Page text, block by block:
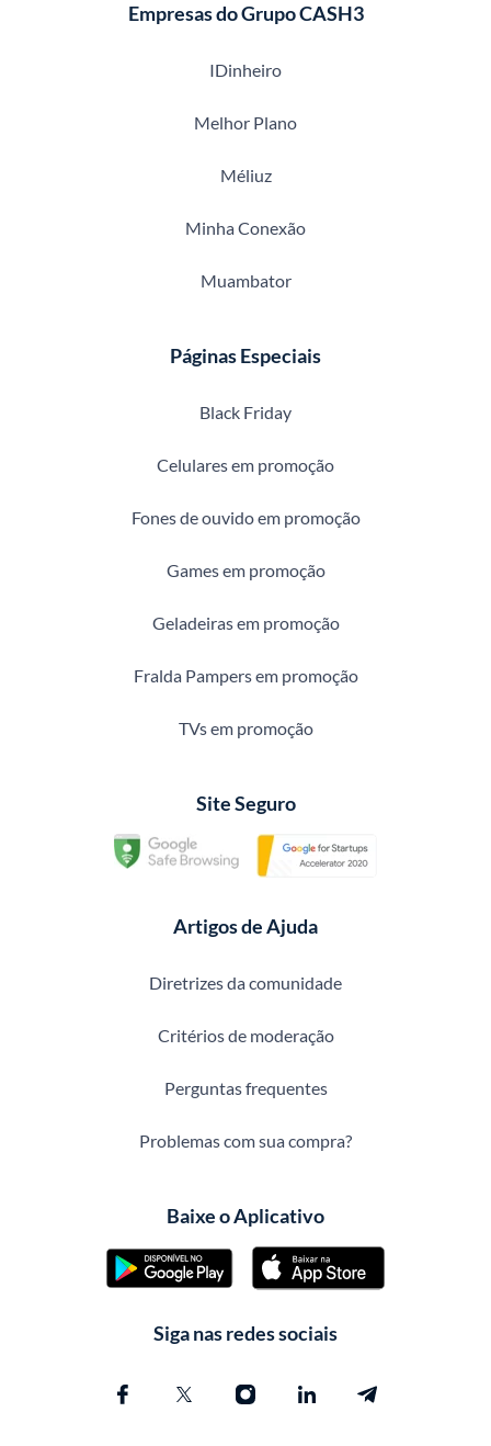
Empresas do Grupo CASH3
IDinheiro
Melhor Plano
Méliuz
Minha Conexão
Muambator
Páginas Especiais
Black Friday
Celulares em promoção
Fones de ouvido em promoção
Games em promoção
Geladeiras em promoção
Fralda Pampers em promoção
TVs em promoção
Site Seguro
Artigos de Ajuda
Diretrizes da comunidade
Critérios de moderação
Perguntas frequentes
Problemas com sua compra?
Baixe o Aplicativo
Siga nas redes sociais